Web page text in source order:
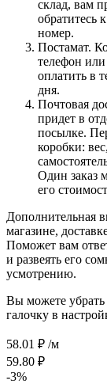
склад, вам
обратитесь
номер.
Постамат.
телефон
оплатить в
дня.
Почтовая
придет в
посылке.
коробки:
Один заказ
его
Дополнительная
магазине,
Поможет вам
и развеять его
усмотрению.
Вы можете убрать
галочку в
58.01 ₽ /м
59.80 ₽
-3%